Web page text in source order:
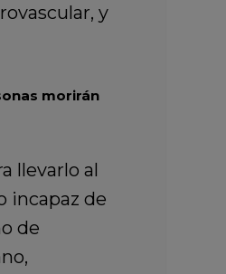
y
morirán
llevarlo al
incapaz de
de